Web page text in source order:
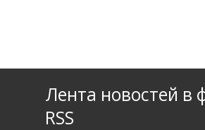
Лента новостей в
RSS